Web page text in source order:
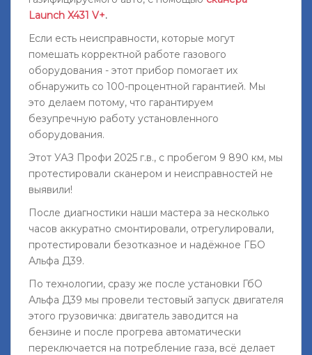
Launch X431 V+.
Если есть неисправности, которые могут
помешать корректной работе газового
оборудования - этот прибор помогает их
обнаружить со 100-процентной гарантией. Мы
это делаем потому, что гарантируем
безупречную работу установленного
оборудования.
Этот УАЗ Профи 2025 г.в., с пробегом 9 890 км, мы
протестировали сканером и неисправностей не
выявили!
После диагностики наши мастера за несколько
часов аккуратно смонтировали, отрегулировали,
протестировали безотказное и надёжное ГБО
Альфа Д39.
По технологии, сразу же после установки ГбО
Альфа Д39 мы провели тестовый запуск двигателя
этого грузовичка: двигатель заводится на
бензине и после прогрева автоматически
переключается на потребление газа, всё делает